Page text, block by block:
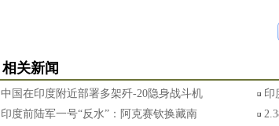
相关新闻
中国在印度附近部署多架歼-20隐身战斗机
印
印度前陆军一号“反水”：阿克赛钦换藏南